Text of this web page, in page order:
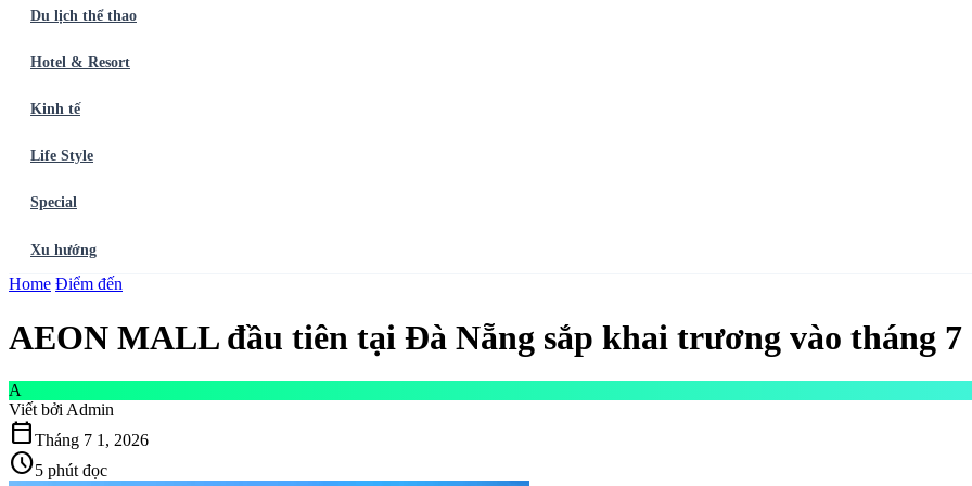
Du lịch thể thao
Hotel & Resort
Kinh tế
Life Style
Special
Xu hướng
Trang chủẨm thực
Home Điểm đến
AEON MALL đầu tiên tại Đà Nẵng sắp khai trương vào tháng 7
A
Viết bởi Admin
calendar_todayTháng 7 1, 2026
schedule5 phút đọc